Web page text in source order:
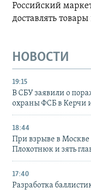
Российский
доставлять
НОВОСТИ
19:15
В СБУ заявили о
охраны ФСБ в Керчи
18:44
При взрыве в
Плохотнюк и зять
17:40
Разработка